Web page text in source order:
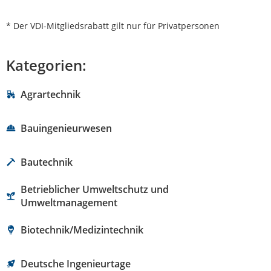
* Der VDI-Mitgliedsrabatt gilt nur für Privatpersonen
Kategorien:
Agrartechnik
Bauingenieurwesen
Bautechnik
Betrieblicher Umweltschutz und
Umweltmanagement
Biotechnik/Medizintechnik
Deutsche Ingenieurtage